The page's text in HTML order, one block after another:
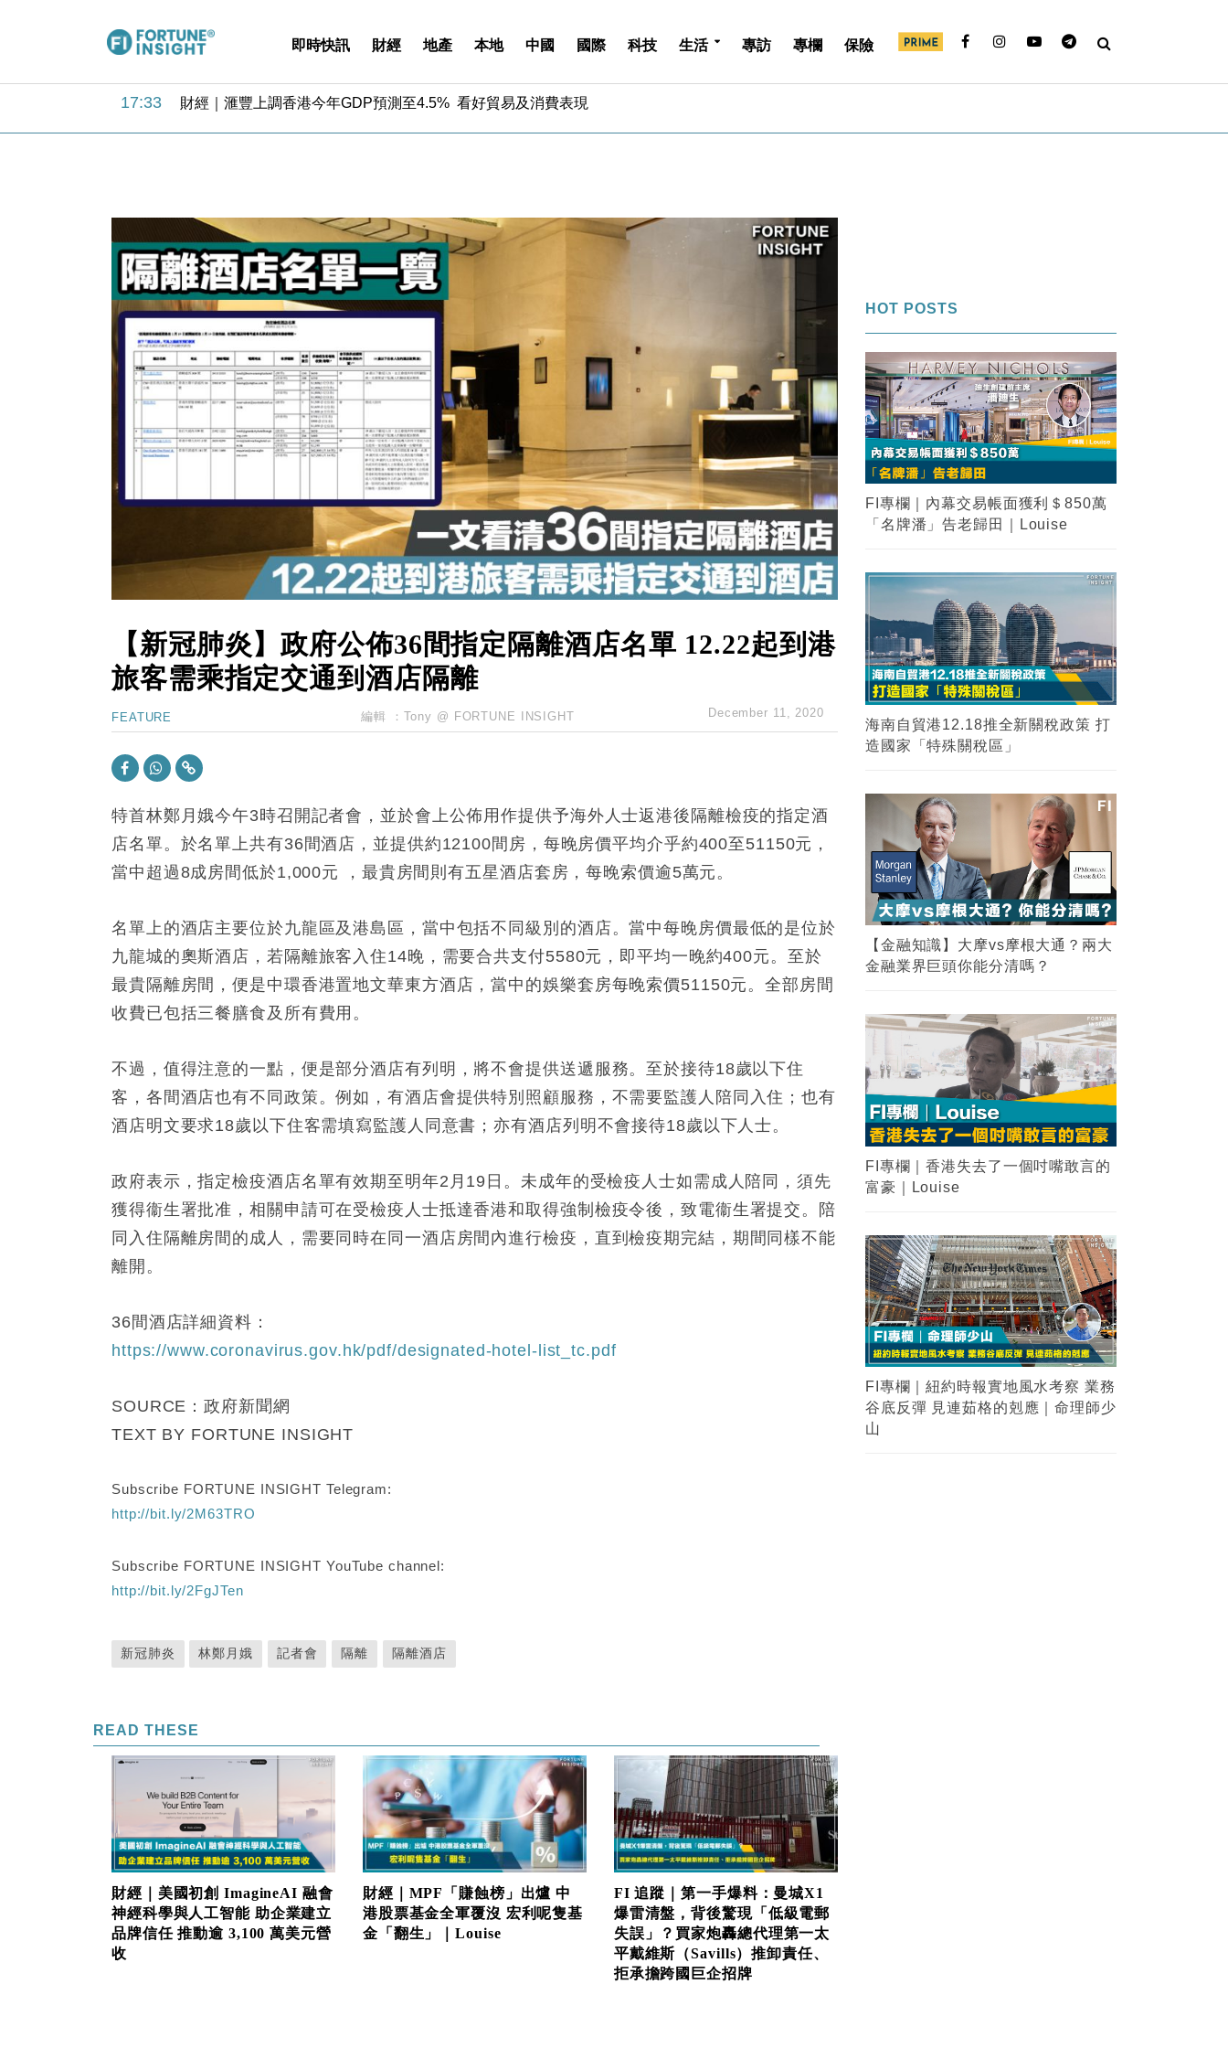
即時快訊 財經 地產 本地 中國 國際 科技 生活 專訪 專欄 保險
18:31 財經｜華僑銀行上半年淨利創新高 中期息增15%至47仙
17:33 財經｜滙豐上調香港今年GDP預測至4.5% 看好貿易及消費表現
13:44 財經｜內地7月美元計價出口增近24%勝預期 貿易順差達1125億美元
12:44 財經｜日本春季三度入市撐日圓 4月單日斥6.28萬億日圓干預創新高
11:12 國際｜特朗普料美伊戰事快結束 承認部分彈藥庫存緊張
15:59 財經｜SA售股自救後再出手 斥4億美元押注未上市公司
18:31 財經｜華僑銀行上半年淨利創新高 中期息增15%至47仙
17:33 財經｜滙豐上調香港今年GDP預測至4.5% 看好貿易及消費表現
16:47 本地｜假冒內地執法人員要求交「保證金」 43歲女子損失近6900萬元
16:05 財經｜日經失守6.5萬點後回穩 全周仍升近2%
15:47 財經｜恒隆10月換帥 玩具「反」斗城亞洲CEO蔡德粦接任
財經｜韓股反覆波動收跌 連挫7周創逾3年最長跌勢
13:44 財經｜內地7月美元計價出口增近24%勝預期 貿易順差達1125億美元
財經｜日本春季三度入市撐日圓 4月單日斥6.28萬億日圓干預創新高
國際｜特朗普料美伊戰事快結束 承認部分彈藥庫存緊張
財經｜SA售股自救後再出手 斥4億美元押注未上市公司
【新冠肺炎】政府公佈36間指定隔離酒店名單 12.22起到港
旅客需乘指定交通到酒店隔離
FEATURE 編輯 ： Tony @ FORTUNE INSIGHT December 11, 2020
特首林鄭月娥今午3時召開記者會，並於會上公佈用作提供予海外人士返港後隔離檢疫的指定酒
店名單。於名單上共有36間酒店，並提供約12100間房，每晚房價平均介乎約400至51150元，
當中超過8成房間低於1,000元 ，最貴房間則有五星酒店套房，每晚索價逾5萬元。
名單上的酒店主要位於九龍區及港島區，當中包括不同級別的酒店。當中每晚房價最低的是位於
九龍城的奧斯酒店，若隔離旅客入住14晚，需要合共支付5580元，即平均一晚約400元。至於
最貴隔離房間，便是中環香港置地文華東方酒店，當中的娛樂套房每晚索價51150元。全部房間
收費已包括三餐膳食及所有費用。
不過，值得注意的一點，便是部分酒店有列明，將不會提供送遞服務。至於接待18歲以下住
客，各間酒店也有不同政策。例如，有酒店會提供特別照顧服務，不需要監護人陪同入住；也有
酒店明文要求18歲以下住客需填寫監護人同意書；亦有酒店列明不會接待18歲以下人士。
政府表示，指定檢疫酒店名單有效期至明年2月19日。未成年的受檢疫人士如需成人陪同，須先
獲得衞生署批准，相關申請可在受檢疫人士抵達香港和取得強制檢疫令後，致電衞生署提交。陪
同入住隔離房間的成人，需要同時在同一酒店房間內進行檢疫，直到檢疫期完結，期間同樣不能
離開。
36間酒店詳細資料：
https://www.coronavirus.gov.hk/pdf/designated-hotel-list_tc.pdf
SOURCE：政府新聞網
TEXT BY FORTUNE INSIGHT
Subscribe FORTUNE INSIGHT Telegram:
http://bit.ly/2M63TRO
Subscribe FORTUNE INSIGHT YouTube channel:
http://bit.ly/2FgJTen
新冠肺炎 林鄭月娥 記者會 隔離 隔離酒店
READ THESE
財經｜美國初創 ImagineAI 融會
神經科學與人工智能 助企業建立
品牌信任 推動逾 3,100 萬美元營
收
財經｜MPF「賺蝕榜」出爐 中
港股票基金全軍覆沒 宏利呢隻基
金「翻生」｜Louise
FI 追蹤｜第一手爆料：曼城X1
爆雷清盤，背後驚現「低級電郵
失誤」？買家炮轟總代理第一太
平戴維斯（Savills）推卸責任、
拒承擔跨國巨企招牌
HOT POSTS
FI專欄｜內幕交易帳面獲利＄850萬
「名牌潘」告老歸田｜Louise
海南自貿港12.18推全新關稅政策 打
造國家「特殊關稅區」
【金融知識】大摩vs摩根大通？兩大
金融業界巨頭你能分清嗎？
FI專欄｜香港失去了一個吋嘴敢言的
富豪｜Louise
FI專欄｜紐約時報實地風水考察 業務
谷底反彈 見連茹格的剋應｜命理師少
山